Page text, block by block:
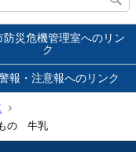
防災危機管理室へのリン
ク
報・注意報へのリンク
の 牛乳